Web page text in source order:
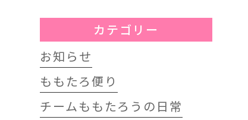
カテゴリー
お知らせ
ももたろ便り
チームももたろうの日常